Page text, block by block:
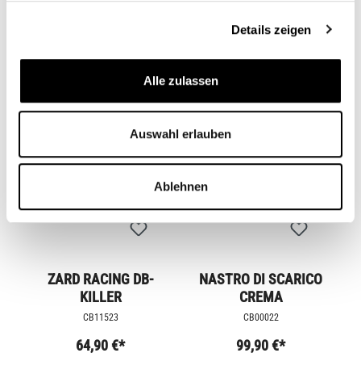
Details zeigen
Alle zulassen
Auswahl erlauben
Ablehnen
35,00 €*
ZARD RACING DB-
KILLER
CB11523
64,90 €*
NASTRO DI SCARICO
CREMA
CB00022
99,90 €*